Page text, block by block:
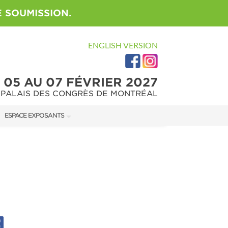
05 AU 07 FÉVRIER 2027
PALAIS DES CONGRÈS DE MONTRÉAL
ESPACE EXPOSANTS
ENGLISH VERSION